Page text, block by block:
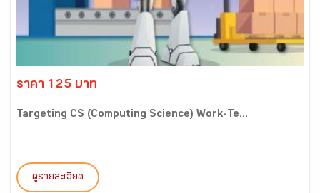
ราคา 125 บาท
Targeting CS (Computing Science) Work-Te...
ดูรายละเอียด